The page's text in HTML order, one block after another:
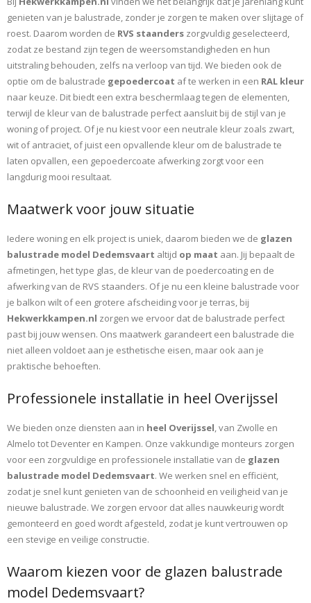
genieten van je balustrade, zonder je zorgen te maken over slijtage of
roest. Daarom worden de RVS staanders zorgvuldig geselecteerd,
zodat ze bestand zijn tegen de weersomstandigheden en hun
uitstraling behouden, zelfs na verloop van tijd. We bieden ook de
optie om de balustrade gepoedercoat af te werken in een RAL kleur
naar keuze. Dit biedt een extra beschermlaag tegen de elementen,
terwijl de kleur van de balustrade perfect aansluit bij de stijl van je
woning of project. Of je nu kiest voor een neutrale kleur zoals zwart,
wit of antraciet, of juist een opvallende kleur om de balustrade te
laten opvallen, een gepoedercoate afwerking zorgt voor een
langdurig mooi resultaat.
Maatwerk voor jouw situatie
Iedere woning en elk project is uniek, daarom bieden we de glazen
balustrade model Dedemsvaart altijd op maat aan. Jij bepaalt de
afmetingen, het type glas, de kleur van de poedercoating en de
afwerking van de RVS staanders. Of je nu een kleine balustrade voor
je balkon wilt of een grotere afscheiding voor je terras, bij
Hekwerkkampen.nl zorgen we ervoor dat de balustrade perfect
past bij jouw wensen. Ons maatwerk garandeert een balustrade die
niet alleen voldoet aan je esthetische eisen, maar ook aan je
praktische behoeften.
Professionele installatie in heel Overijssel
We bieden onze diensten aan in heel Overijssel, van Zwolle en
Almelo tot Deventer en Kampen. Onze vakkundige monteurs zorgen
voor een zorgvuldige en professionele installatie van de glazen
balustrade model Dedemsvaart. We werken snel en efficiënt,
zodat je snel kunt genieten van de schoonheid en veiligheid van je
nieuwe balustrade. We zorgen ervoor dat alles nauwkeurig wordt
gemonteerd en goed wordt afgesteld, zodat je kunt vertrouwen op
een stevige en veilige constructie.
Waarom kiezen voor de glazen balustrade
model Dedemsvaart?